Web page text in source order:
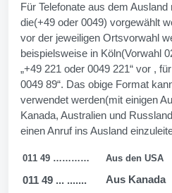
Für Telefonate aus dem
die(+49 oder 0049) vorgewählt
vor der jeweiligen Ortsvorwahl
beispielsweise in Köln(Vorwahl
„+49 221 oder 0049 221“ vor ,
0049 89“. Das obige Format
verwendet werden(mit einigen
Kanada, Australien und
einen Anruf ins Ausland
011 49 ………… Aus den USA
011 49 ... ....... Aus Kanada